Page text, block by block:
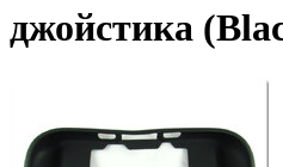
джойстика